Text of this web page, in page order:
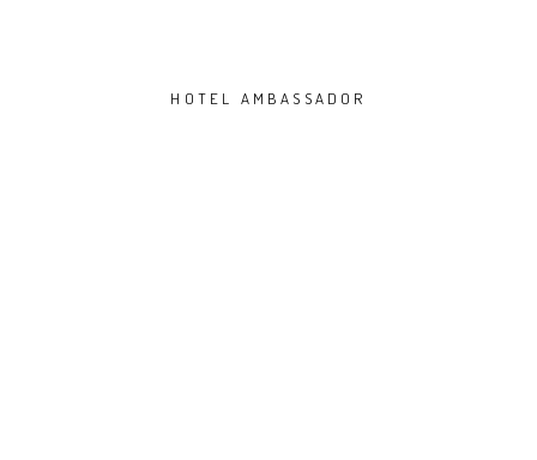
HOTEL AMBASSADOR